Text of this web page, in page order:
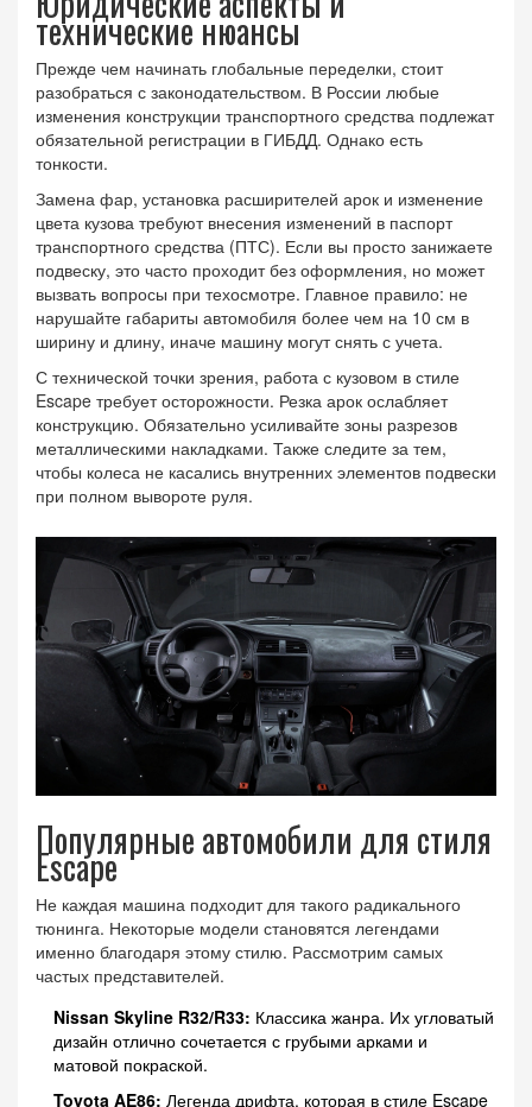
технические нюансы
Прежде чем начинать глобальные переделки, стоит
разобраться с законодательством. В России любые
изменения конструкции транспортного средства подлежат
обязательной регистрации в ГИБДД. Однако есть
тонкости.
Замена фар, установка расширителей арок и изменение
цвета кузова требуют внесения изменений в паспорт
транспортного средства (ПТС). Если вы просто занижаете
подвеску, это часто проходит без оформления, но может
вызвать вопросы при техосмотре. Главное правило: не
нарушайте габариты автомобиля более чем на 10 см в
ширину и длину, иначе машину могут снять с учета.
С технической точки зрения, работа с кузовом в стиле
Escape требует осторожности. Резка арок ослабляет
конструкцию. Обязательно усиливайте зоны разрезов
металлическими накладками. Также следите за тем,
чтобы колеса не касались внутренних элементов подвески
при полном вывороте руля.
Популярные автомобили для стиля
Escape
Не каждая машина подходит для такого радикального
тюнинга. Некоторые модели становятся легендами
именно благодаря этому стилю. Рассмотрим самых
частых представителей.
Nissan Skyline R32/R33: Классика жанра. Их угловатый
дизайн отлично сочетается с грубыми арками и
матовой покраской.
Toyota AE86: Легенда дрифта, которая в стиле Escape